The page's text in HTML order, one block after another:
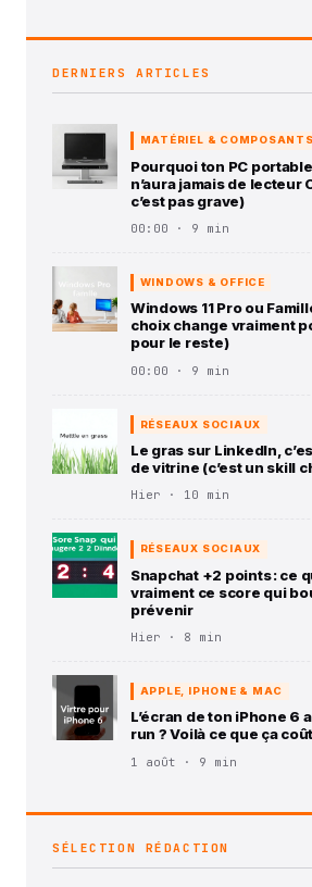
DERNIERS ARTICLES
MATÉRIEL &
Pourquoi ton PC
n’aura jamais de lecteur
c’est pas grave)
00:00 · 9 min
WINDOWS & OFFICE
Windows 11 Pro ou
choix change vraiment
pour le reste)
00:00 · 9 min
RÉSEAUX SOCIAUX
Le gras sur LinkedIn,
de vitrine (c’est un skill
Hier · 10 min
RÉSEAUX SOCIAUX
Snapchat +2 points : ce
vraiment ce score qui
prévenir
Hier · 8 min
APPLE, IPHONE & MAC
L’écran de ton iPhone 6
run ? Voilà ce que ça
1 août · 9 min
SÉLECTION RÉDACTION